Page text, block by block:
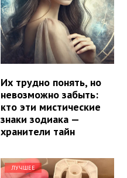
Их трудно понять, но
невозможно забыть:
кто эти мистические
знаки зодиака —
хранители тайн
ЛУЧШЕЕ